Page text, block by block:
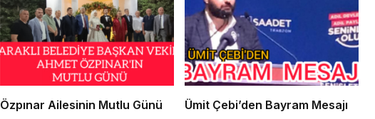
Özpınar Ailesinin Mutlu Günü Ümit Çebi’den Bayram Mesajı